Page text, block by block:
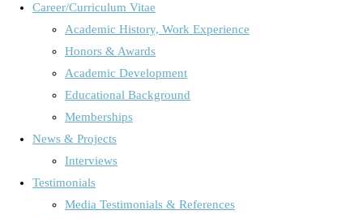
Career/Curriculum Vitae
Academic History, Work Experience
Honors & Awards
Academic Development
Educational Background
Memberships
News & Projects
Interviews
Testimonials
Media Testimonials & References
/Media Use & Media Effects
News, Projects & Interviews
"Audience Research /Media Use & Media Effects"